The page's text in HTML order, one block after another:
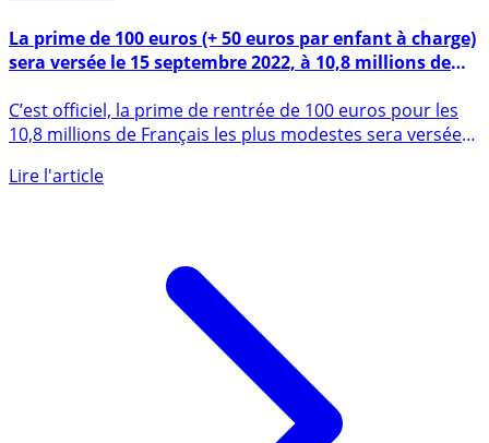
19 août 2022
sera versée le 15 septembre 2022, à 10,8 millions de
Français
C’est officiel, la prime de rentrée de 100 euros pour les
10,8 millions de Français les plus modestes sera versée